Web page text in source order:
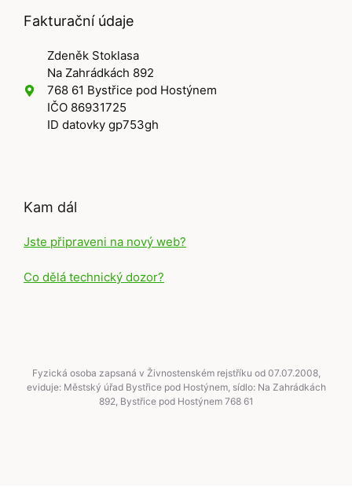
Fakturační údaje
Zdeněk Stoklasa
Na Zahrádkách 892
768 61 Bystřice pod Hostýnem
IČO 86931725
ID datovky gp753gh
Kam dál
Jste připraveni na nový web?
Co dělá technický dozor?
Fyzická osoba zapsaná v Živnostenském rejstříku od 07.07.2008,
eviduje: Městský úřad Bystřice pod Hostýnem, sídlo: Na Zahrádkách
892, Bystřice pod Hostýnem 768 61